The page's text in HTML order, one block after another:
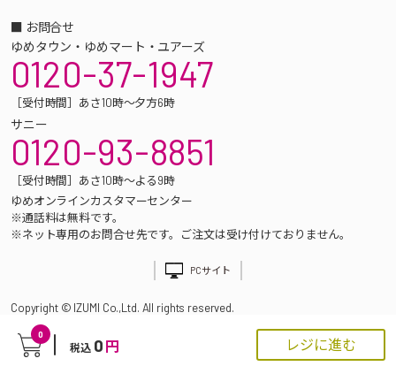
0
税込 0 円 レジに進む
■ お問合せ
ゆめタウン・ゆめマート・ユアーズ
0120-37-1947
［受付時間］あさ10時～夕方6時
サニー
0120-93-8851
［受付時間］あさ10時～よる9時
ゆめオンラインカスタマーセンター
※通話料は無料です。
※ネット専用のお問合せ先です。ご注文は受け付けておりません。
PCサイト
Copyright © IZUMI Co.,Ltd. All rights reserved.